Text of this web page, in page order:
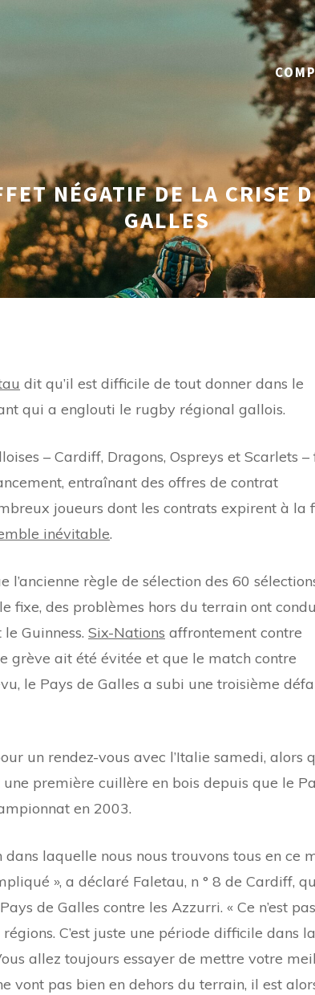
NÉGATIF DE LA CRISE
GALLES
dit qu’il est difficile de tout donner dans le
qui a englouti le rugby régional gallois.
– Cardiff, Dragons, Ospreys et Scarlets –
entraînant des offres de contrat
joueurs dont les contrats expirent à la
inévitable.
règle de sélection des 60
fixe, des problèmes hors du terrain ont
Guinness. Six-Nations affrontement contre
grève ait été évitée et que le match contre
le Pays de Galles a subi une troisième
un rendez-vous avec l’Italie samedi, alors
première cuillère en bois depuis que le
en 2003.
dans laquelle nous nous trouvons tous en ce
», a déclaré Faletau, n ° 8 de Cardiff,
de Galles contre les Azzurri. « Ce n’est pas
C’est juste une période difficile dans
allez toujours essayer de mettre votre
vont pas bien en dehors du terrain, il est